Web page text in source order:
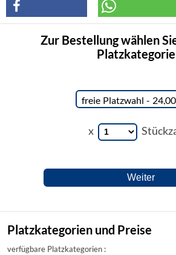
Zur Bestellung wählen
Platzkategorie
x
Platzkategorien und Preise
verfügbare Platzkategorien :